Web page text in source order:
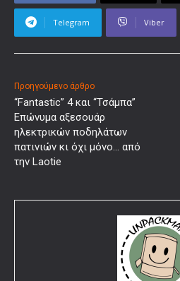
Telegram Viber
Προηγούμενο άρθρο
“Fantastic” 4 και “Τσάμπα”
Επώνυμα αξεσουάρ
ηλεκτρικών ποδηλάτων
πατινιών κι όχι μόνο… από
την Laotie